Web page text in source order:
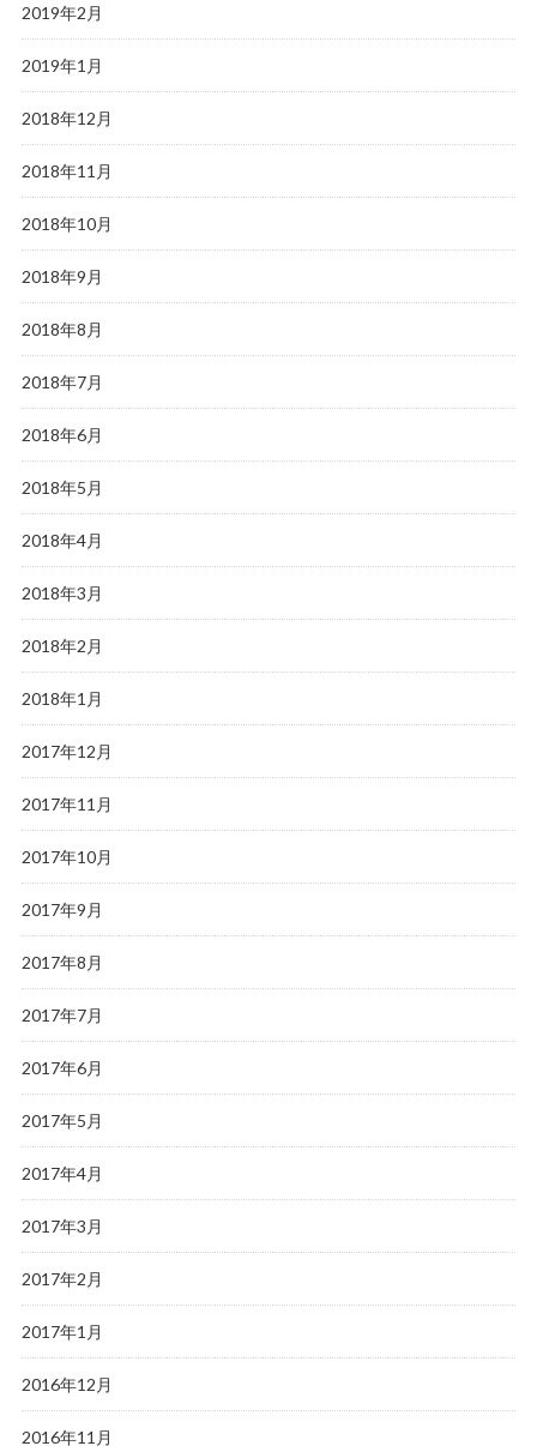
2019年2月
2019年1月
2018年12月
2018年11月
2018年10月
2018年9月
2018年8月
2018年7月
2018年6月
2018年5月
2018年4月
2018年3月
2018年2月
2018年1月
2017年12月
2017年11月
2017年10月
2017年9月
2017年8月
2017年7月
2017年6月
2017年5月
2017年4月
2017年3月
2017年2月
2017年1月
2016年12月
2016年11月